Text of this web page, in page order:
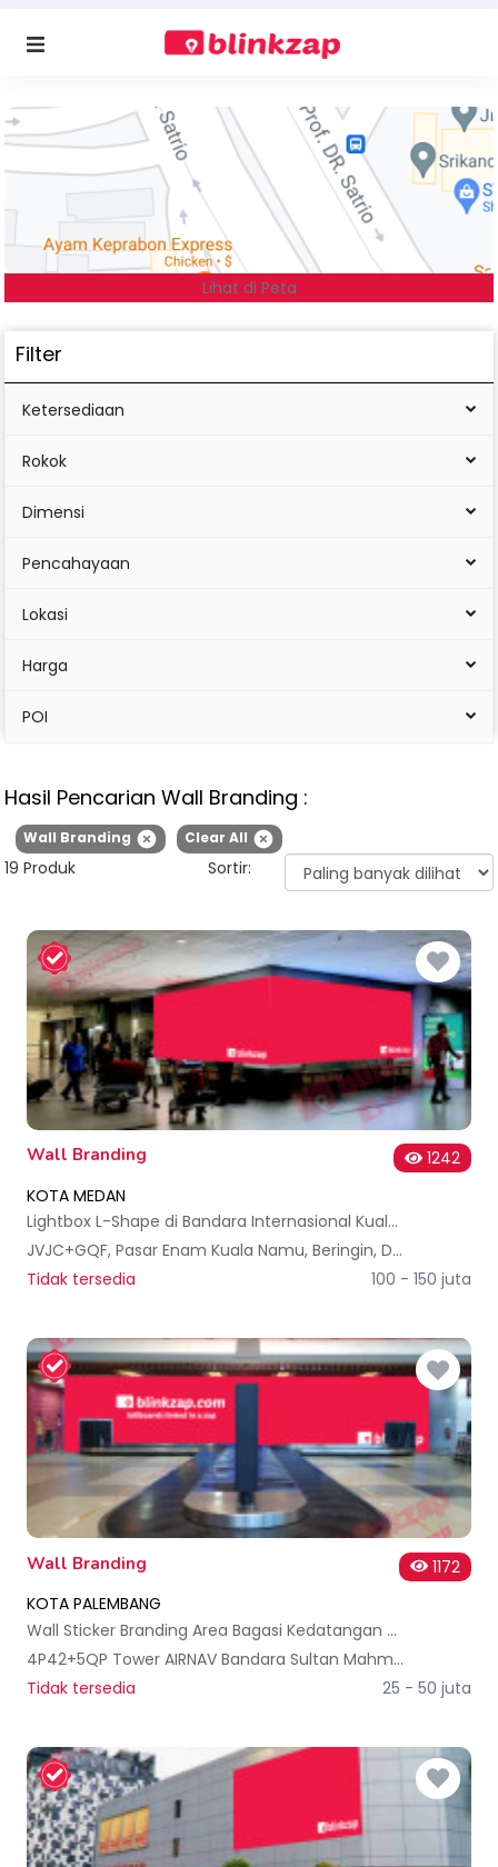
Lihat di Peta
Filter
Ketersediaan
Rokok
Dimensi
Pencahayaan
Lokasi
Harga
POI
Hasil PencarianWall Branding :
Wall Branding Clear All
Sortir:
19 Produk
Wall Branding
1242
KOTA MEDAN
Lightbox L-Shape di Bandara Internasional Kualanamu Medan
JVJC+GQF, Pasar Enam Kuala Namu, Beringin, Deli Serdang Regency, North Sumatra 20553, Indonesia
Tidak tersedia
100 - 150 juta
Wall Branding
1172
KOTA PALEMBANG
Wall Sticker Branding Area Bagasi Kedatangan Bandara SMB II Palembang
4P42+5QP Tower AIRNAV Bandara Sultan Mahmud Badaruddin II Palembang, Talang Betutu, Kec. Sukarami, Kota Palembang, Sumatera Selatan 30961, Indonesia
Tidak tersedia
25 - 50 juta